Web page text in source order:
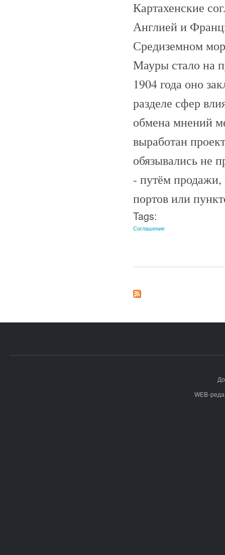
Картахенские
Англией и
Средиземном
Мауры стало на
1904 года оно
разделе сфер
обмена мнений
выработан
обязывались не
- путём продажи,
портов или
Tags:
Соглашение
WEB-